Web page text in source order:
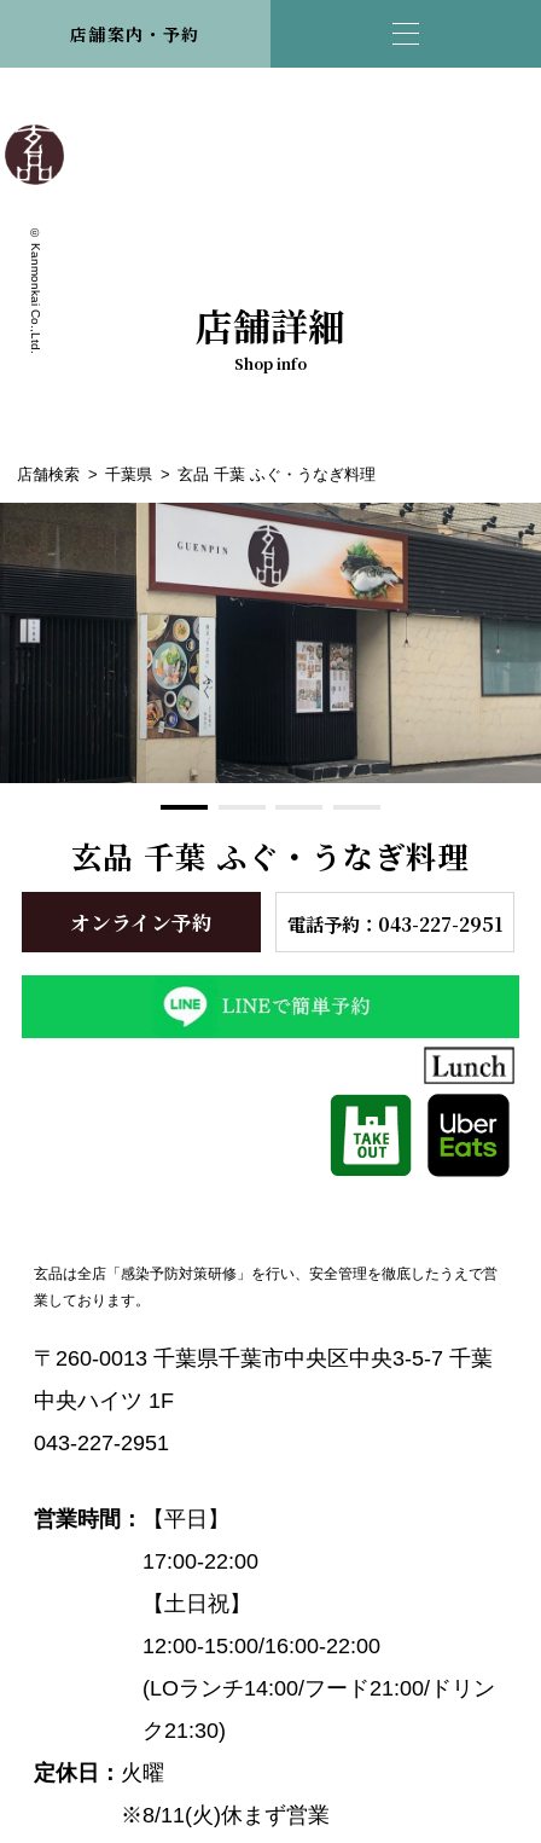
店舗案内・予約
© Kanmonkai Co.,Ltd. 店舗詳細
Shop info
店舗検索 千葉県 玄品 千葉 ふぐ・うなぎ料理
玄品 千葉 ふぐ・うなぎ料理
オンライン予約 電話予約：043-227-2951
玄品は全店「感染予防対策研修」を行い、安全管理を徹底したうえで営
業しております。
〒260-0013 千葉県千葉市中央区中央3-5-7 千葉
中央ハイツ 1F
043-227-2951
営業時間
【平日】
17:00-22:00
【土日祝】
12:00-15:00/16:00-22:00
(LOランチ14:00/フード21:00/ドリン
ク21:30)
定休日
火曜
※8/11(火)休まず営業